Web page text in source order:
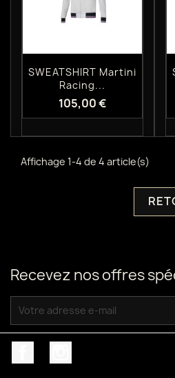
Aperçu rapide
SWEATSHIRT Martini
Racing...
105,00 €
Affichage 1-4 de 4 article(s)
Recevez nos offres